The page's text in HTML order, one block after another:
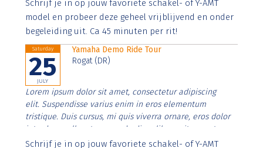
imperdiet. Nunc ut sem vitae risus tristique posuere.
Schrijf je in op jouw favoriete schakel- of Y-AMT
model en probeer deze geheel vrijblijvend en onder
begeleiding uit. Ca 45 minuten per rit!
Saturday
25
JULY
Yamaha Demo Ride Tour
Rogat (DR)
Lorem ipsum dolor sit amet, consectetur adipiscing
elit. Suspendisse varius enim in eros elementum
tristique. Duis cursus, mi quis viverra ornare, eros dolor
interdum nulla, ut commodo diam libero vitae erat.
Aenean faucibus nibh et justo cursus id rutrum lorem
Schrijf je in op jouw favoriete schakel- of Y-AMT